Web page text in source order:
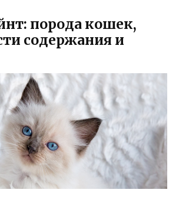
порода кошек,
содержания и